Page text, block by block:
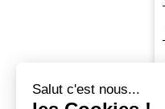
Salut c'est nous...